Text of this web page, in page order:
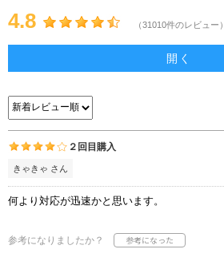
4.8 （31010件のレビュー）
開く
２回目購入
きゃきゃ さん
何より対応が迅速かと思います。
参考になりましたか？